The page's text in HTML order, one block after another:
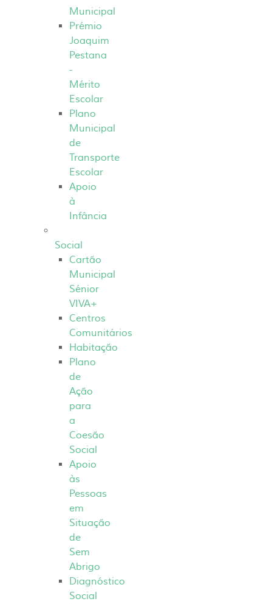
Municipal
Prémio
Joaquim
Pestana
-
Mérito
Escolar
Plano
Municipal
de
Transporte
Escolar
Apoio
à
Infância
Social
Cartão
Municipal
Sénior
VIVA+
Centros
Comunitários
Habitação
Plano
de
Ação
para
a
Coesão
Social
Apoio
às
Pessoas
em
Situação
de
Sem
Abrigo
Diagnóstico
Social